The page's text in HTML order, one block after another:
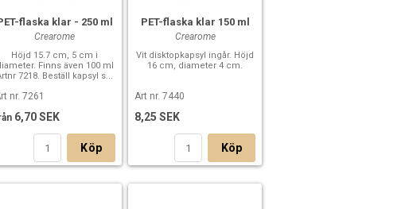
flaska klar - 250 ml
Crearome
Höjd 15.7 cm, 5 cm i
Finns även 100 ml
7218. Beställ kapsyl s...
nr. 7261
6,70 SEK
Köp
PET-flaska klar 150 ml
Crearome
Vit disktopkapsyl ingår. Höjd
16 cm, diameter 4 cm.
Art nr. 7440
8,25 SEK
Köp